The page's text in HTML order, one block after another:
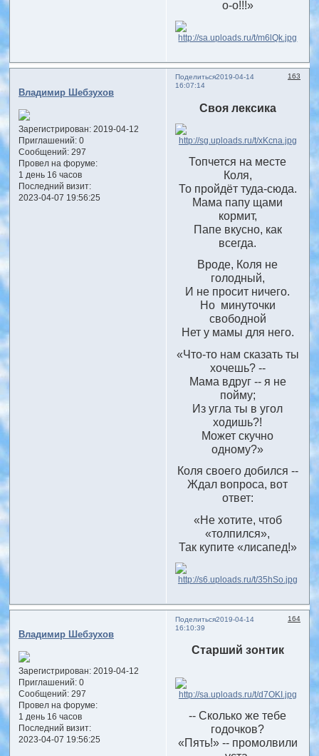
о-о!!!»
Поделиться 163
2019-04-14
16:07:14
Владимир Шебзухов
Зарегистрирован: 2019-04-12
Приглашений:0
Сообщений:297
Провел на форуме:
1 день 16 часов
Последний визит:
2023-04-07 19:56:25
Своя лексика
Топчется на месте
Коля,
То пройдёт туда-сюда.
Мама папу щами
кормит,
Папе вкусно, как
всегда.
Вроде, Коля не
голодный,
И не просит ничего.
Но минуточки
свободной
Нет у мамы для него.
«Что-то нам сказать ты
хочешь? --
Мама вдруг -- я не
пойму;
Из угла ты в угол
ходишь?!
Может скучно
одному?»
Коля своего добился --
Ждал вопроса, вот
ответ:
«Не хотите, чтоб
«толпился»,
Так купите «лисапед!»
Поделиться 164
2019-04-14
16:10:39
Владимир Шебзухов
Зарегистрирован: 2019-04-12
Приглашений:0
Сообщений:297
Провел на форуме:
1 день 16 часов
Последний визит:
2023-04-07 19:56:25
Старший зонтик
-- Сколько же тебе
годочков?
«Пять!» -- промолвили